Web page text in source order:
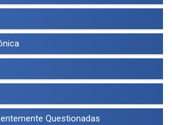
Questionadas